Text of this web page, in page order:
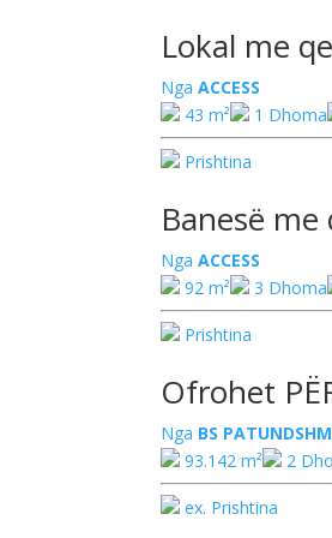
Lokal me
NgaACCESS
43 m²
1 Dhoma
Prishtina
Banesë me
NgaACCESS
92 m²
3 Dhoma
Prishtina
Ofrohet
Nga BS
93.142 m²
2
ex. Prishtina